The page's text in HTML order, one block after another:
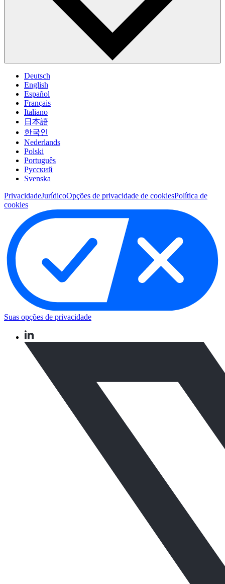
Deutsch
English
Español
Français
Italiano
日本語
한국인
Nederlands
Polski
Português
Pусский
Svenska
PrivacidadeJurídicoOpções de privacidade de cookiesPolítica de
cookies
Suas opções de privacidade